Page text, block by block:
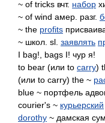
~ of tricks вчт. набор
~ of wind амер. разг.
~ the profits
~ школ. sl. заявлять
I bag!, bags I! чур я!
to bear (или to carry)
(или to carry) the ~
blue ~ портфель
courier's ~ курьерский
dorothy ~ дамская